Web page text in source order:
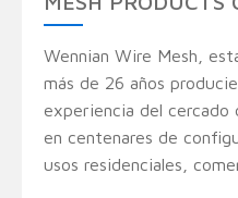
Wennian Wire Mesh,
más de 26 años
experiencia del cercado
en centenares de
usos residenciales,